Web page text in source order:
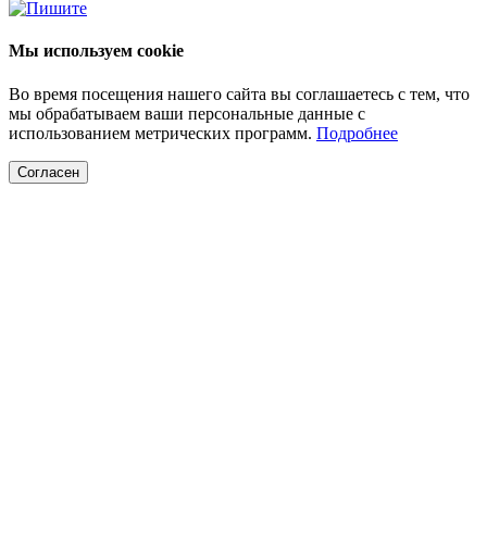
Мы используем cookie
Во время посещения нашего сайта вы соглашаетесь с тем, что
мы обрабатываем ваши персональные данные с
использованием метрических программ. Подробнее
Согласен